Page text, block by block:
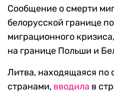
Сообщение о смерти
белорусской границе
миграционного
на границе Польши и
Литва, находящаяся по
странами, вводила в